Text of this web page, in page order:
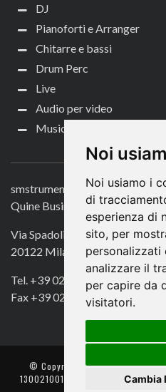
Noi
Noi usiamo i
di
esperienza di
sito, per
personalizzati
analizzare il
per capire da
visitatori.
Cambia
DJ
Pianoforti e Arranger
Chitarre e bassi
Drum Perc
Live
Audio per video
Music Life
smstrumentimusicali.it
Quine Business Publisher
Via Spadolini 7
20122 Milano
Tel. +39 02 49756990
Fax +39 02 72016740
© Copyright 2018. All Rights
13002100157 – Responsabile